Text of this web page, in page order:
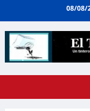
08/08/